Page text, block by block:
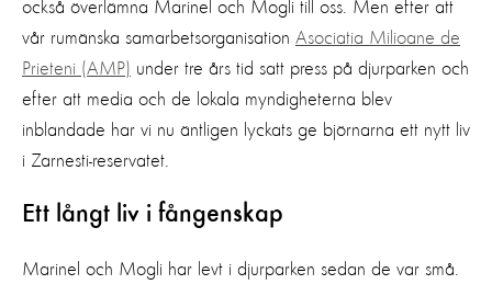
också överlämna Marinel och Mogli till oss. Men efter att
vår rumänska samarbetsorganisation Asociatia Milioane de
Prieteni (AMP) under tre års tid satt press på djurparken och
efter att media och de lokala myndigheterna blev
inblandade har vi nu äntligen lyckats ge björnarna ett nytt liv
i Zarnesti-reservatet.
Ett långt liv i fångenskap
Marinel och Mogli har levt i djurparken sedan de var små.